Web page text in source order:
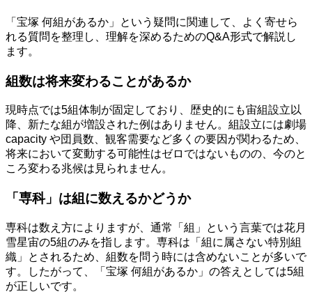
「宝塚 何組があるか」という疑問に関連して、よく寄せら
れる質問を整理し、理解を深めるためのQ&A形式で解説し
ます。
組数は将来変わることがあるか
現時点では5組体制が固定しており、歴史的にも宙組設立以
降、新たな組が増設された例はありません。組設立には劇場
capacity や団員数、観客需要など多くの要因が関わるため、
将来において変動する可能性はゼロではないものの、今のと
ころ変わる兆候は見られません。
「専科」は組に数えるかどうか
専科は数え方によりますが、通常「組」という言葉では花月
雪星宙の5組のみを指します。専科は「組に属さない特別組
織」とされるため、組数を問う時には含めないことが多いで
す。したがって、「宝塚 何組があるか」の答えとしては5組
が正しいです。